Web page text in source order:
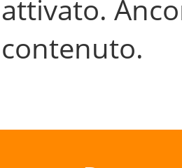
attivato.
contenuto.